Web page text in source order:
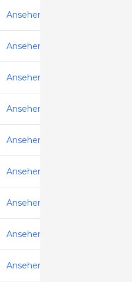
Ansehen
Ansehen
Ansehen
Ansehen
Ansehen
Ansehen
Ansehen
Ansehen
Ansehen